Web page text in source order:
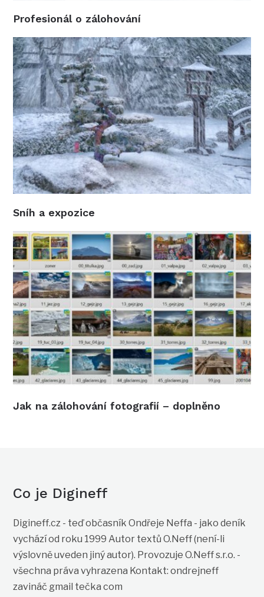
Profesionál o zálohování
Sníh a expozice
Jak na zálohování fotografií – doplněno
Co je Digineff
Digineff.cz - teď občasník Ondřeje Neffa - jako deník
vychází od roku 1999 Autor textů O.Neff (není-li
výslovně uveden jiný autor). Provozuje O.Neff s.r.o. -
všechna práva vyhrazena Kontakt: ondrejneff
zavináč gmail tečka com